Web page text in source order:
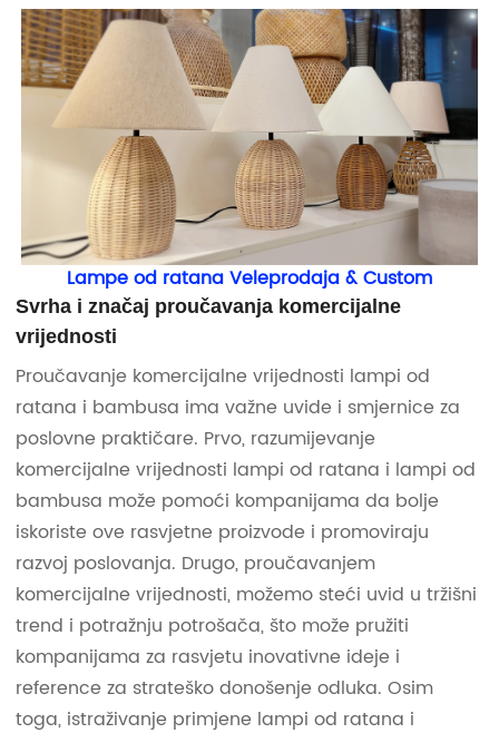
Lampe od ratana Veleprodaja & Custom
Svrha i značaj proučavanja komercijalne
vrijednosti
Proučavanje komercijalne vrijednosti lampi od
ratana i bambusa ima važne uvide i smjernice za
poslovne praktičare. Prvo, razumijevanje
komercijalne vrijednosti lampi od ratana i lampi od
bambusa može pomoći kompanijama da bolje
iskoriste ove rasvjetne proizvode i promoviraju
razvoj poslovanja. Drugo, proučavanjem
komercijalne vrijednosti, možemo steći uvid u tržišni
trend i potražnju potrošača, što može pružiti
kompanijama za rasvjetu inovativne ideje i
reference za strateško donošenje odluka. Osim
toga, istraživanje primjene lampi od ratana i